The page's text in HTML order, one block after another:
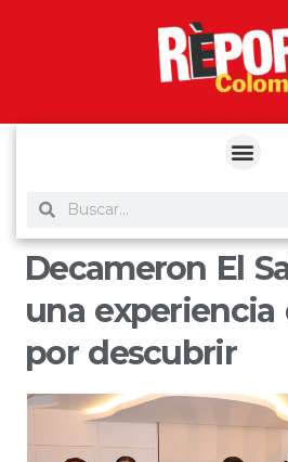
Decameron El
una
por descubrir